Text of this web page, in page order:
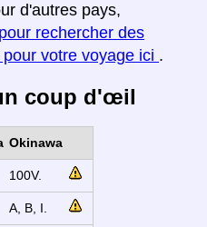
d'autres pays,
rechercher des
votre voyage ici .
coup d'œil
Okinawa
100V.
A, B, I.